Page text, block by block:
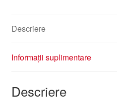
Descriere
Informații suplimentare
Descriere